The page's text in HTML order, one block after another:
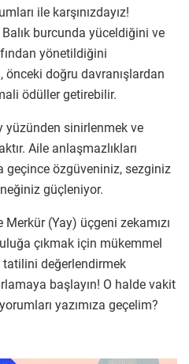
ile karşınızdayız!
Balık burcunda yüceldiğini ve
yönetildiğini
önceki doğru davranışlardan
ödüller getirebilir.
yüzünden sinirlenmek ve
Aile anlaşmazlıkları
geçince özgüveniniz, sezginiz
güçleniyor.
(Yay) üçgeni zekamızı
çıkmak için mükemmel
tatilini değerlendirmek
başlayın! O halde vakit
yazımıza geçelim?